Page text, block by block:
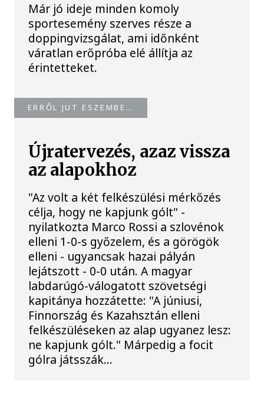
Már jó ideje minden komoly
sportesemény szerves része a
doppingvizsgálat, ami időnként
váratlan erőpróba elé állítja az
érintetteket.
ERRŐL JUT ESZEMBE…
Újratervezés, azaz vissza
az alapokhoz
"Az volt a két felkészülési mérkőzés
célja, hogy ne kapjunk gólt" -
nyilatkozta Marco Rossi a szlovénok
elleni 1-0-s győzelem, és a görögök
elleni - ugyancsak hazai pályán
lejátszott - 0-0 után. A magyar
labdarúgó-válogatott szövetségi
kapitánya hozzátette: "A júniusi,
Finnország és Kazahsztán elleni
felkészüléseken az alap ugyanez lesz:
ne kapjunk gólt." Márpedig a focit
gólra játsszák...